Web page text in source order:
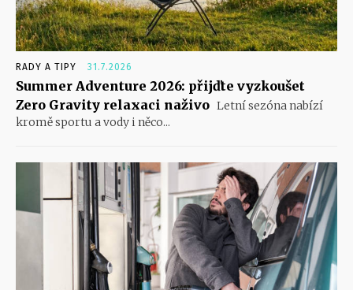
RADY A TIPY 31.7.2026
Summer Adventure 2026: přijďte vyzkoušet
Zero Gravity relaxaci naživo Letní sezóna nabízí
kromě sportu a vody i něco...